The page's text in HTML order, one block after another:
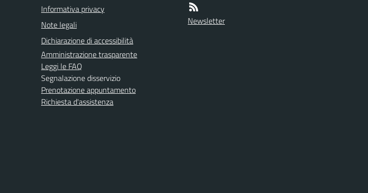
Informativa privacy
Note legali
Dichiarazione di accessibilità
Amministrazione trasparente
Leggi le FAQ
Segnalazione disservizio
Prenotazione appuntamento
Richiesta d'assistenza
Newsletter